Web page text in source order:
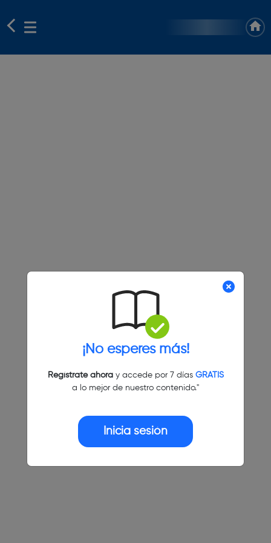
¡No esperes más!
Regístrate ahoray accede por 7 días GRATIS
a lo mejor de nuestro contenido."
Inicia sesión